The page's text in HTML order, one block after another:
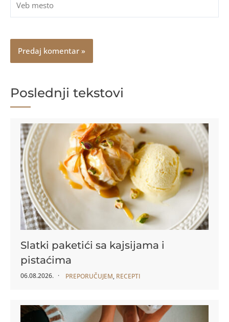
mesto
Poslednji tekstovi
Slatki paketići sa kajsijama i
pistaćima
06.08.2026. PREPORUČUJEM, RECEPTI